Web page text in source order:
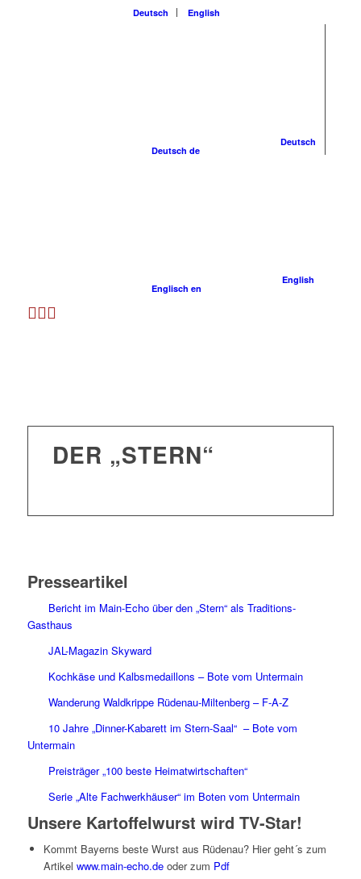
Deutsch English
Deutsch
Deutsch de
English
Englisch en
DER „STERN“
Presseartikel
Bericht im Main-Echo über den „Stern“ als Traditions-
Gasthaus
JAL-Magazin Skyward
Kochkäse und Kalbsmedaillons – Bote vom Untermain
Wanderung Waldkrippe Rüdenau-Miltenberg – F-A-Z
10 Jahre „Dinner-Kabarett im Stern-Saal“ – Bote vom
Untermain
Preisträger „100 beste Heimatwirtschaften“
Serie „Alte Fachwerkhäuser“ im Boten vom Untermain
Unsere Kartoffelwurst wird TV-Star!
Kommt Bayerns beste Wurst aus Rüdenau? Hier geht´s zum
Artikel www.main-echo.deoder zum Pdf